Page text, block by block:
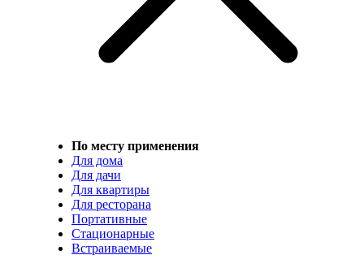
По месту применения
Для дома
Для дачи
Для квартиры
Для ресторана
Портативные
Стационарные
Встраиваемые